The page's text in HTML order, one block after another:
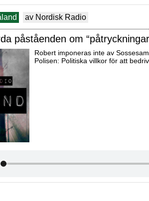
av Nordisk Radio
påståenden om
Robert imponeras inte av
Polisen: Politiska villkor för att